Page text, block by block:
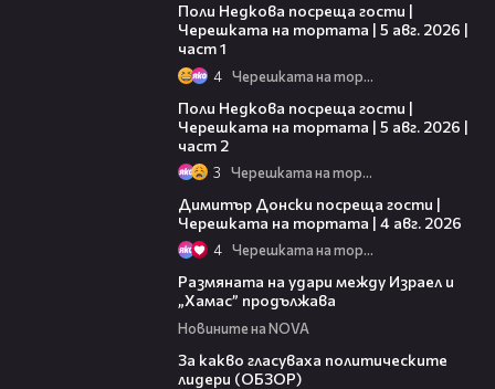
Поли Недкова посреща гости |
Черешката на тортата | 5 авг. 2026 |
част 1
4 Черешката на тортата
Поли Недкова посреща гости |
Черешката на тортата | 5 авг. 2026 |
част 2
3 Черешката на тортата
Димитър Донски посреща гости |
Черешката на тортата | 4 авг. 2026
4 Черешката на тортата
Размяната на удари между Израел и
„Хамас” продължава
Новините на NOVA
За какво гласуваха политическите
лидери (ОБЗОР)